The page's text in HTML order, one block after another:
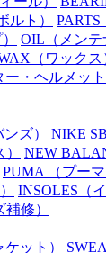
ルト） PARTS
OIL （メン
（ワックス
ー・ヘルメッ
ンズ） NIKE SB
NEW
PUMA （プーマ
INSOLES （
補修）
ケット）